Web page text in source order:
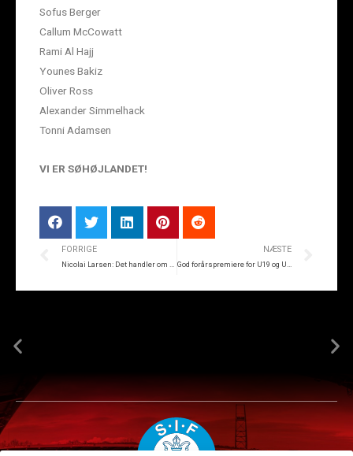
Sofus Berger
Callum McCowatt
Rami Al Hajj
Younes Bakiz
Oliver Ross
Alexander Simmelhack
Tonni Adamsen
VI ER SØHØJLANDET!
FORRIGE NÆSTE